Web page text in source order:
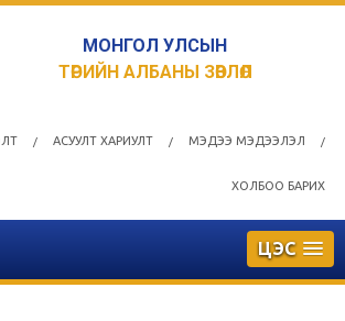
МОНГОЛ УЛСЫН
ТӨРИЙН АЛБАНЫ ЗӨВЛӨЛ
/ АСУУЛТ ХАРИУЛТ / МЭДЭЭ МЭДЭЭЛЭЛ /
ХОЛБОО БАРИХ
ЦЭС